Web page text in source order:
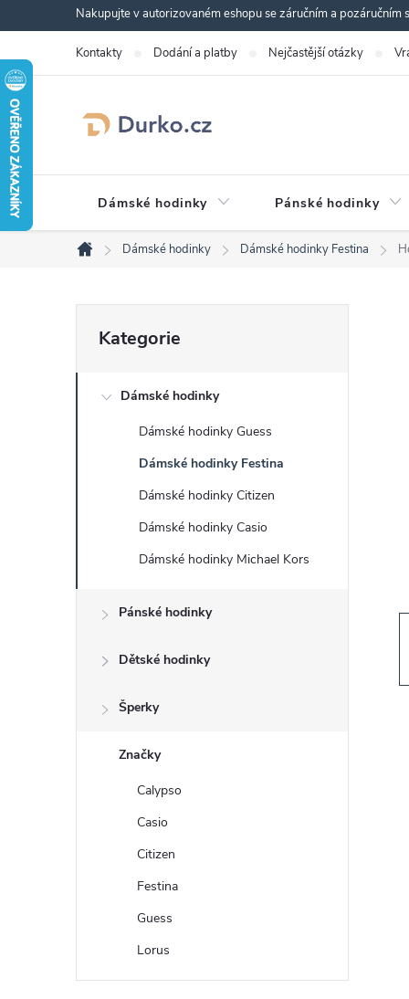
na
obsah
Nakupujte v autorizovaném eshopu se záručním a pozáručním
Kontakty Dodání a platby Nejčastější otázky
Dámské hodinky Pánské hodinky
Domů
Dámské hodinky Dámské hodinky Festina
o
n
kategorie
Kategorie
Dámské hodinky
Dámské hodinky Guess
Dámské hodinky Festina
Dámské hodinky Citizen
Dámské hodinky Casio
Dámské hodinky Michael Kors
Pánské hodinky
Dětské hodinky
Šperky
Značky
Calypso
Casio
Citizen
Festina
Guess
Lorus